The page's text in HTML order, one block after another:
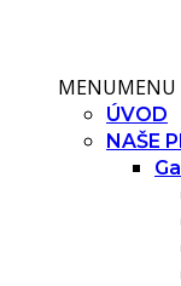
MENUMENU
ÚVOD
NAŠE